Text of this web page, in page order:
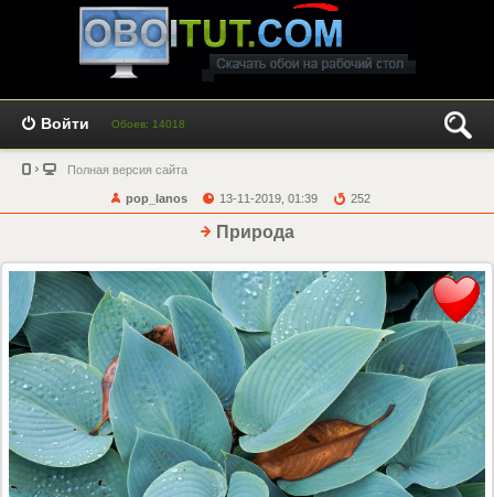
Войти Обоев: 14018
Полная версия сайта
pop_lanos 13-11-2019, 01:39 252
Природа